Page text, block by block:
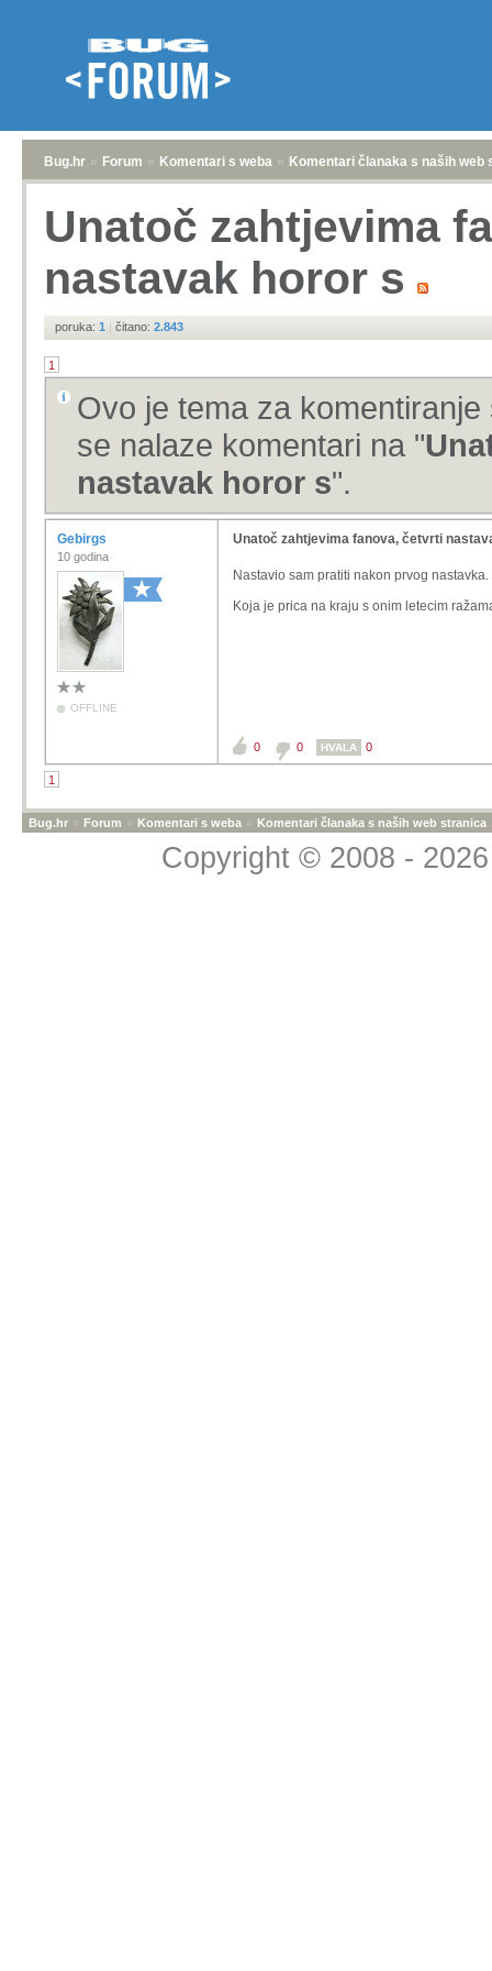
Bug.hr » Forum » Komentari s weba » Komentari članaka s naših web
Unatoč zahtjevima
nastavak horor s
poruka: 1 | čitano: 2.843
1
Ovo je tema za
se nalaze komentari na "
nastavak horor s".
Gebirgs
10 godina
OFFLINE
Unatoč zahtjevima fanova, četvrti
Nastavio sam pratiti nakon prvog nastavka.
Koja je prica na kraju s onim letecim
0 0 HVALA 0
1
Bug.hr » Forum » Komentari s weba » Komentari članaka s naših web stranica
Copyright © 2008 -